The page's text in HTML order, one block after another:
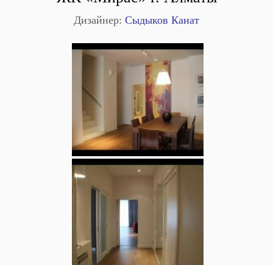
Дизайнер: Сыдыков Канат